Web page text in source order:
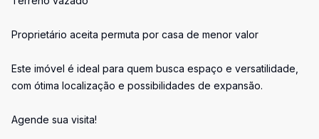
Proprietário aceita permuta por casa de menor valor
Este imóvel é ideal para quem busca espaço e versatilidade,
com ótima localização e possibilidades de expansão.
Agende sua visita!